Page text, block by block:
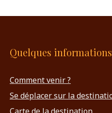
Quelques informations
Comment venir ?
Se déplacer sur la